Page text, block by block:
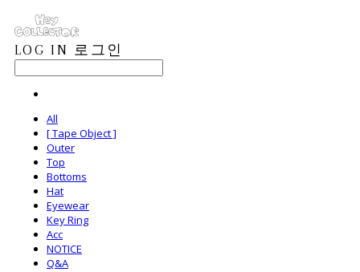
LOG IN 로그인
All
[ Tape Object ]
Outer
Top
Bottoms
Hat
Eyewear
Key Ring
Acc
NOTICE
Q&A